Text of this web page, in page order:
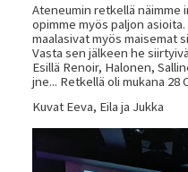
Ateneumin retkellä
opimme myös paljon
maalasivat myös maisemat
Vasta sen jälkeen he
Esillä Renoir, Halonen,
jne... Retkellä oli mukana 28
Kuvat Eeva, Eila ja Jukka